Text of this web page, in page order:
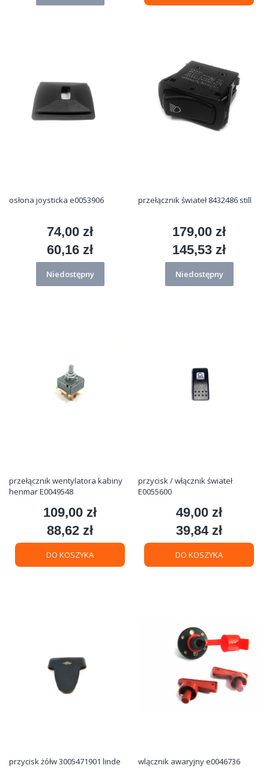
osłona joysticka e0053906
Cena
74,00 zł
Cena
60,16 zł
Niedostępny
przełącznik świateł 8432486 still
Cena
179,00 zł
Cena
145,53 zł
Niedostępny
przełącznik wentylatora kabiny
henmar E0049548
Cena
109,00 zł
Cena
88,62 zł
DO KOSZYKA
przycisk / włącznik świateł
E0055600
Cena
49,00 zł
Cena
39,84 zł
DO KOSZYKA
przycisk żółw 3005471901 linde wlącznik awaryjny e0046736